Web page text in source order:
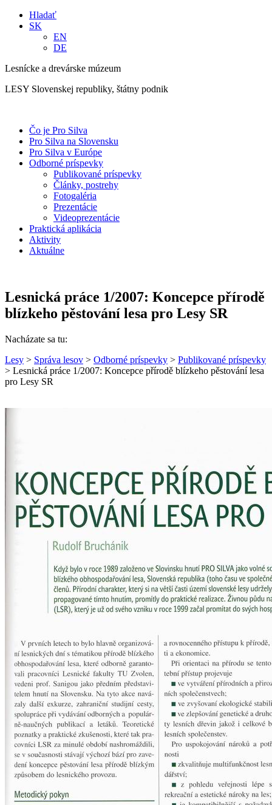
Hladať
SK
EN
DE
Lesnícke a drevárske múzeum
LESY Slovenskej republiky, štátny podnik
Čo je Pro Silva
Pro Silva na Slovensku
Pro Silva v Európe
Odborné príspevky
Publikované príspevky
Články, postrehy
Fotogaléria
Prezentácie
Videoprezentácie
Praktická aplikácia
Aktivity
Aktuálne
Lesnická práce 1/2007: Koncepce přírodě
blízkeho pěstování lesa pro Lesy SR
Nacházate sa tu:
Lesy > Správa lesov > Odborné príspevky > Publikované príspevky
> Lesnická práce 1/2007: Koncepce přírodě blízkeho pěstování lesa
pro Lesy SR